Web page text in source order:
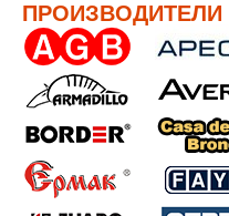
ПРОИЗВОДИТЕЛИ